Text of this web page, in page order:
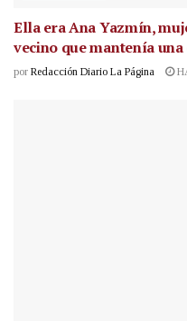
Ella era Ana Yazmín,
vecino que mantenía
por Redacción Diario La Página